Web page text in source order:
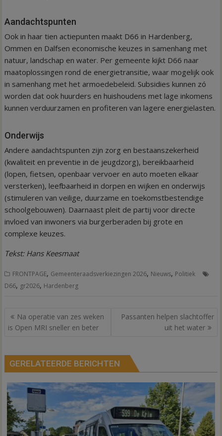
Aandachtspunten
Ook in haar tien actiepunten maakt D66 in Hardenberg,
Ommen en Dalfsen economische keuzes in samenhang met
natuur, landschap en water. Per gemeente kijkt D66 naar
maatoplossingen rond de energietransitie, waar mogelijk ook
in samenhang met het armoedebeleid. Subsidies kunnen zó
worden dat ook huurders en huishoudens met lage inkomens
kunnen verduurzamen en profiteren van lagere energielasten.
Onderwijs
Andere aandachtspunten zijn zorg en bestaanszekerheid
(kwaliteit en preventie in de jeugdzorg), bereikbaarheid
(lopen, fietsen, openbaar vervoer en auto moeten elkaar
versterken), leefbaarheid in dorpen en wijken en onderwijs
(stimuleren van veilige, duurzame en toekomstbestendige
schoolgebouwen). Daarnaast pleit de partij voor directe
invloed van inwoners via burgerberaden bij grote en
complexe keuzes.
Tekst: Hans Keesmaat
FRONTPAGE, Gemeenteraadsverkiezingen 2026, Nieuws, Politiek
D66, gr2026, Hardenberg
Bericht
navigatie
Na operatie van zes weken
is Open MRI sneller en beter
Passanten helpen slachtoffer
uit het water
GERELATEERDE BERICHTEN